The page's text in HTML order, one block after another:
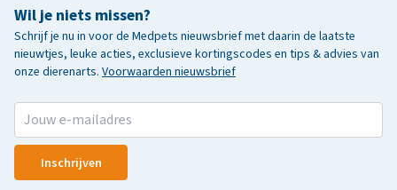
Wil je niets missen?
Schrijf je nu in voor de Medpets nieuwsbrief met daarin de laatste
nieuwtjes, leuke acties, exclusieve kortingscodes en tips & advies van
onze dierenarts. Voorwaarden nieuwsbrief
Inschrijven